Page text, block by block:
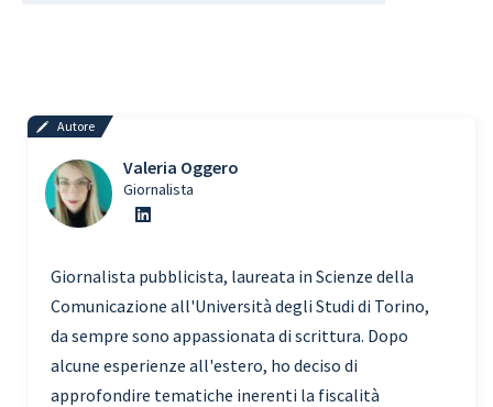
Autore
Valeria Oggero
Giornalista
Giornalista pubblicista, laureata in Scienze della
Comunicazione all'Università degli Studi di Torino,
da sempre sono appassionata di scrittura. Dopo
alcune esperienze all'estero, ho deciso di
approfondire tematiche inerenti la fiscalità